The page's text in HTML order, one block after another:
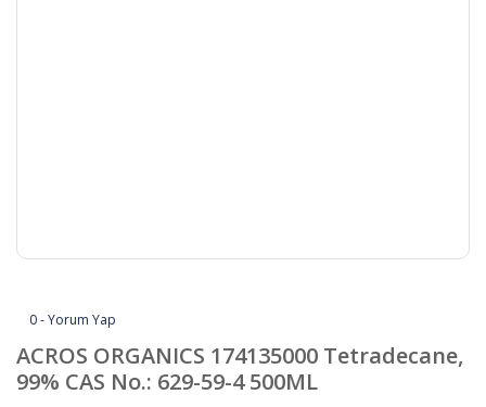
0 - Yorum Yap
ACROS ORGANICS 174135000 Tetradecane,
99% CAS No.: 629-59-4 500ML